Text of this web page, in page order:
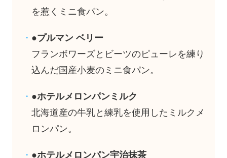
を惹くミニ食パン。
●プルマン ベリー
フランボワーズとビーツのピューレを練り
込んだ国産小麦のミニ食パン。
●ホテルメロンパンミルク
北海道産の牛乳と練乳を使用したミルクメ
ロンパン。
●ホテルメロンパン宇治抹茶